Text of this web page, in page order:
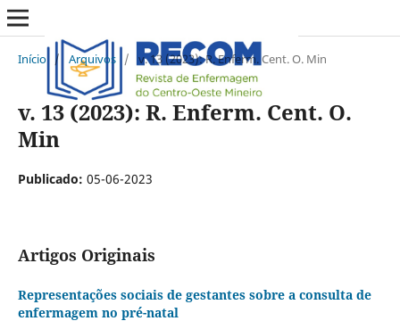
Início / Arquivos / v. 13 (2023): R. Enferm. Cent. O. Min
v. 13 (2023): R. Enferm. Cent. O.
Min
Publicado: 05-06-2023
Artigos Originais
Representações sociais de gestantes sobre a consulta de
enfermagem no pré-natal